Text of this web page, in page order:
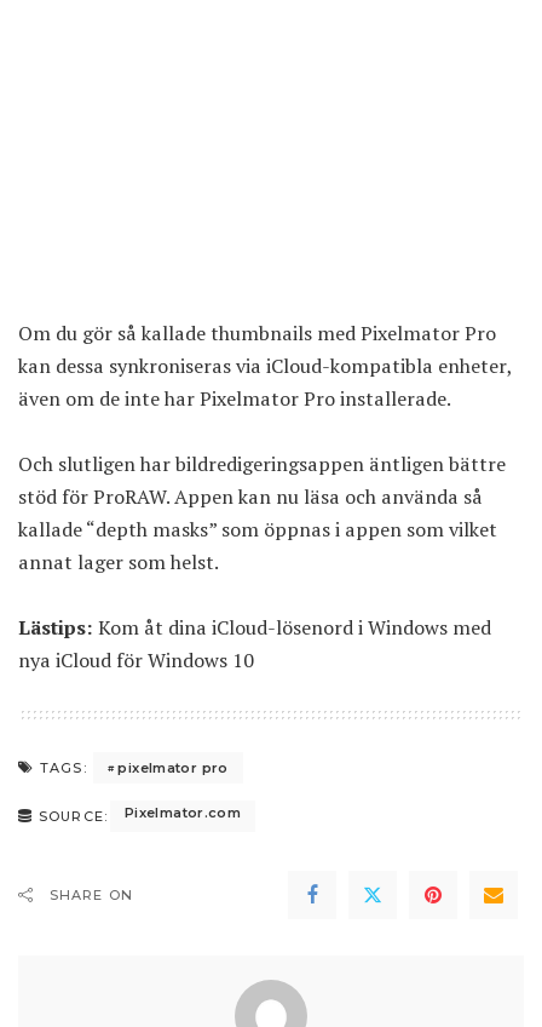
Om du gör så kallade thumbnails med Pixelmator Pro
kan dessa synkroniseras via iCloud-kompatibla enheter,
även om de inte har Pixelmator Pro installerade.
Och slutligen har bildredigeringsappen äntligen bättre
stöd för ProRAW. Appen kan nu läsa och använda så
kallade “depth masks” som öppnas i appen som vilket
annat lager som helst.
Lästips: Kom åt dina iCloud-lösenord i Windows med
nya iCloud för Windows 10
TAGS: pixelmator pro
SOURCE: Pixelmator.com
SHARE ON